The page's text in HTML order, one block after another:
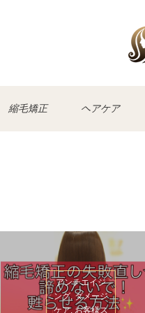
縮毛矯正 ヘアケア
アンチエイジ
ング, ダメージ
ケア, お客様ス